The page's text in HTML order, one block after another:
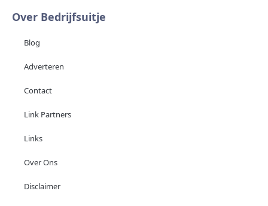
Over Bedrijfsuitje
Blog
Adverteren
Contact
Link Partners
Links
Over Ons
Disclaimer